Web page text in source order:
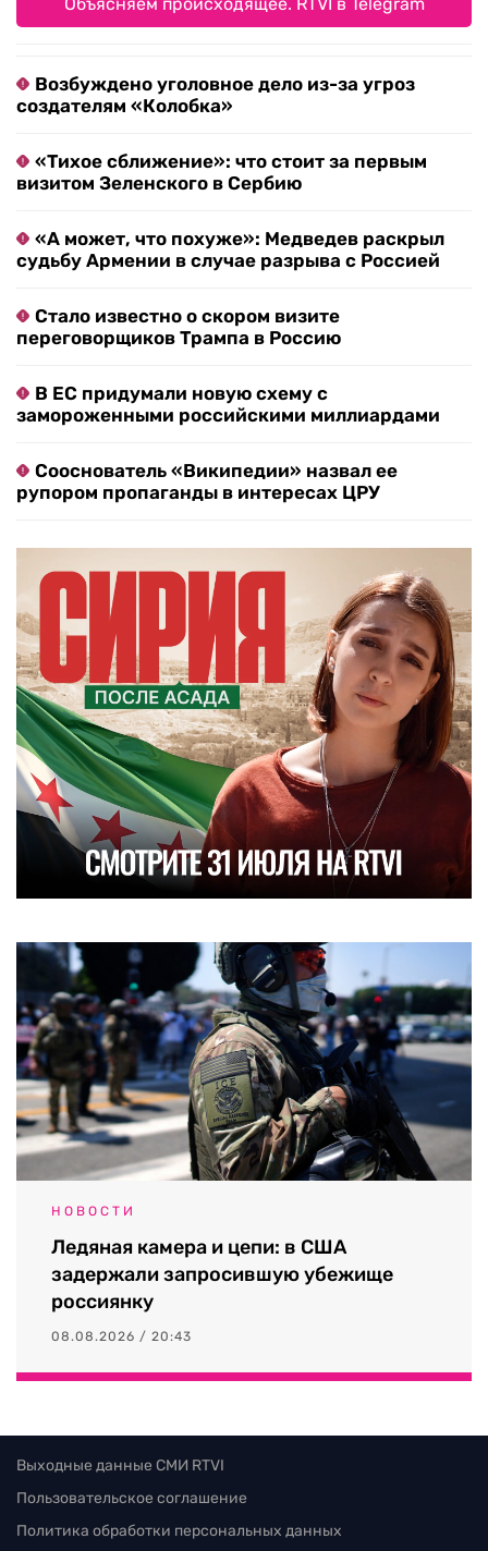
Возбуждено уголовное дело из-за угроз
создателям «Колобка»
«Тихое сближение»: что стоит за первым
визитом Зеленского в Сербию
«А может, что похуже»: Медведев раскрыл
судьбу Армении в случае разрыва с Россией
Стало известно о скором визите
переговорщиков Трампа в Россию
В ЕС придумали новую схему с
замороженными российскими миллиардами
Сооснователь «Википедии» назвал ее
рупором пропаганды в интересах ЦРУ
НОВОСТИ
Ледяная камера и цепи: в США
задержали запросившую убежище
россиянку
08.08.2026 / 20:43
Выходные данные СМИ RTVI
Пользовательское соглашение
Политика обработки персональных данных